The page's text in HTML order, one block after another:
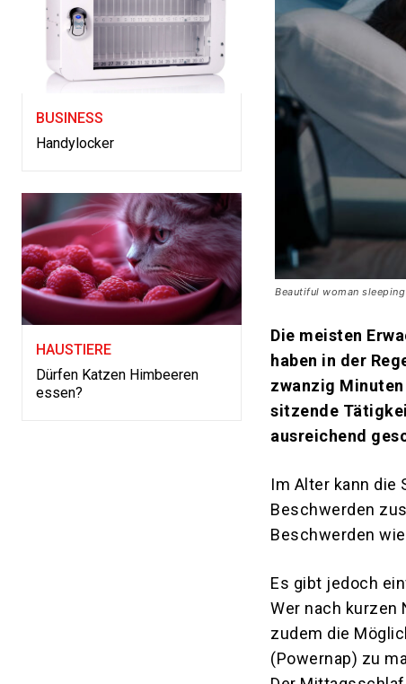
BUSINESS
Handylocker
HAUSTIERE
Dürfen Katzen Himbeeren
essen?
Beautiful woman
Die meisten
haben in der
zwanzig
sitzende
ausreichend
Im Alter kann
Beschwerden
Beschwerden
Es gibt jedoch
Wer nach kurzen
zudem die
(Powernap) zu